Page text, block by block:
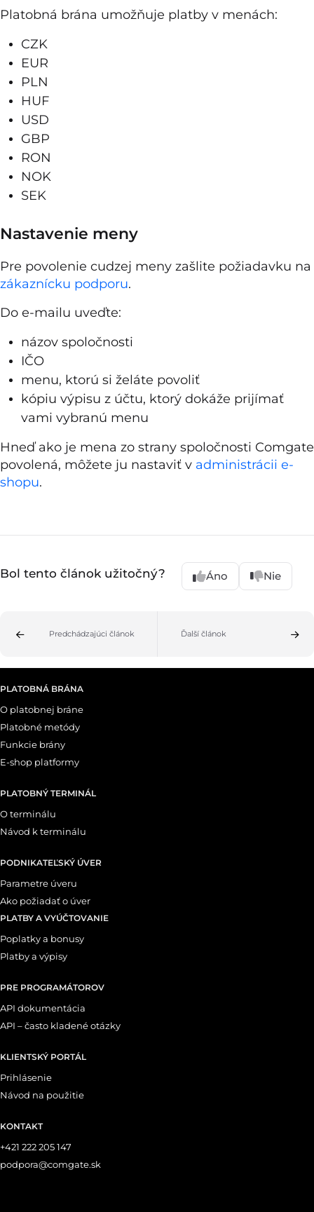
Platobná brána umožňuje platby v menách:
CZK
EUR
PLN
HUF
USD
GBP
RON
NOK
SEK
Nastavenie meny
Pre povolenie cudzej meny zašlite požiadavku na
zákaznícku podporu.
Do e-mailu uveďte:
názov spoločnosti
IČO
menu, ktorú si želáte povoliť
kópiu výpisu z účtu, ktorý dokáže prijímať
vami vybranú menu
Hneď ako je mena zo strany spoločnosti Comgate
povolená, môžete ju nastaviť v administrácii e-
shopu.
Bol tento článok užitočný? Áno Nie
Predchádzajúci článok Ďalší článok
PLATOBNÁ BRÁNA
O platobnej bráne
Platobné metódy
Funkcie brány
E-shop platformy
PLATOBNÝ TERMINÁL
O terminálu
Návod k terminálu
PODNIKATEĽSKÝ ÚVER
Parametre úveru
Ako požiadať o úver
PLATBY A VYÚČTOVANIE
Poplatky a bonusy
Platby a výpisy
PRE PROGRAMÁTOROV
API dokumentácia
API – často kladené otázky
KLIENTSKÝ PORTÁL
Prihlásenie
Návod na použitie
KONTAKT
+421 222 205 147
podpora@comgate.sk